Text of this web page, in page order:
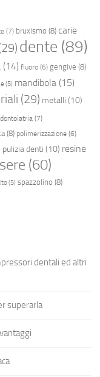
(7) bruxismo (8) carie
dente (89)
(14) fluoro (6) gengive (8)
(5) mandibola (15)
(29) metalli (10)
(7)
(8) polimerizzazione (6)
pulizia denti (10) resine
(60)
(5) spazzolino (8)
dentali ed altri
superarla